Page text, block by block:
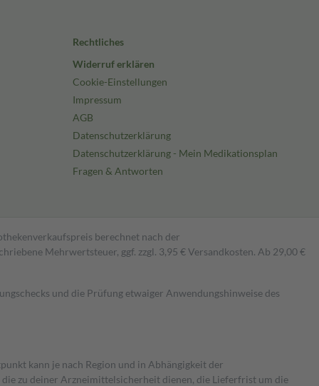
Rechtliches
Widerruf erklären
Cookie-Einstellungen
Impressum
AGB
Datenschutzerklärung
Datenschutzerklärung - Mein Medikationsplan
Fragen & Antworten
berechnet nach der
Mehrwertsteuer, ggf. zzgl. 3,95 € Versandkosten. Ab 29,00 €
und die Prüfung etwaiger Anwendungshinweise des
kann je nach Region und in Abhängigkeit der
zu deiner Arzneimittelsicherheit dienen, die Lieferfrist um die